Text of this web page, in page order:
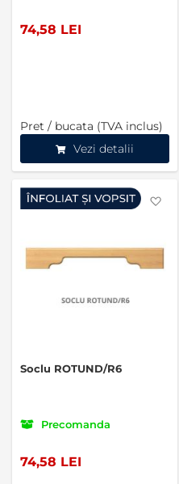
74,58 LEI
Pret / bucata (TVA inclus)
Vezi detalii
Soclu ROTUND/R6
Precomanda
74,58 LEI